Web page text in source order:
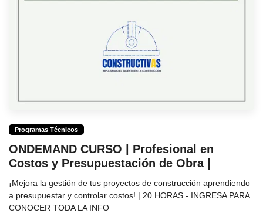
Programas Técnicos
ONDEMAND CURSO | Profesional en
Costos y Presupuestación de Obra |
¡Mejora la gestión de tus proyectos de construcción aprendiendo
a presupuestar y controlar costos! | 20 HORAS - INGRESA PARA
CONOCER TODA LA INFO